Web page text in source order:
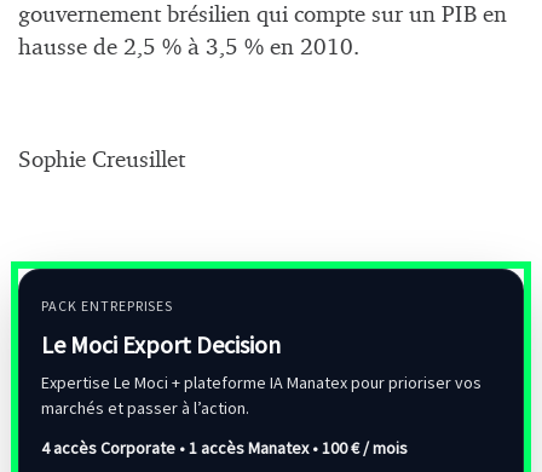
gouvernement brésilien qui compte sur un PIB en
hausse de 2,5 % à 3,5 % en 2010.
Sophie Creusillet
PACK ENTREPRISES
Le Moci Export Decision
Expertise Le Moci + plateforme IA Manatex pour prioriser vos
marchés et passer à l’action.
4 accès Corporate • 1 accès Manatex •100 € / mois